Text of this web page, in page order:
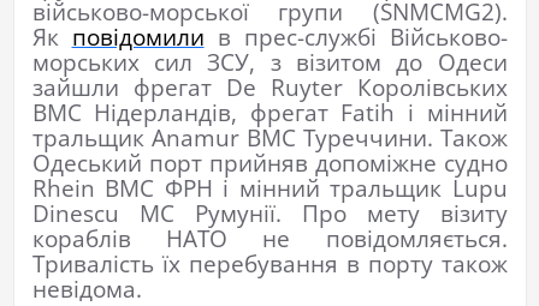
військово-морської групи (SNMCMG2).
Як повідомили в прес-службі Військово-
морських сил ЗСУ, з візитом до Одеси
зайшли фрегат De Ruyter Королівських
ВМС Нідерландів, фрегат Fatih і мінний
тральщик Аnamur ВМС Туреччини. Також
Одеський порт прийняв допоміжне судно
Rhein ВМС ФРН і мінний тральщик Lupu
Dinescu МС Румунії. Про мету візиту
кораблів НАТО не повідомляється.
Тривалість їх перебування в порту також
невідома.